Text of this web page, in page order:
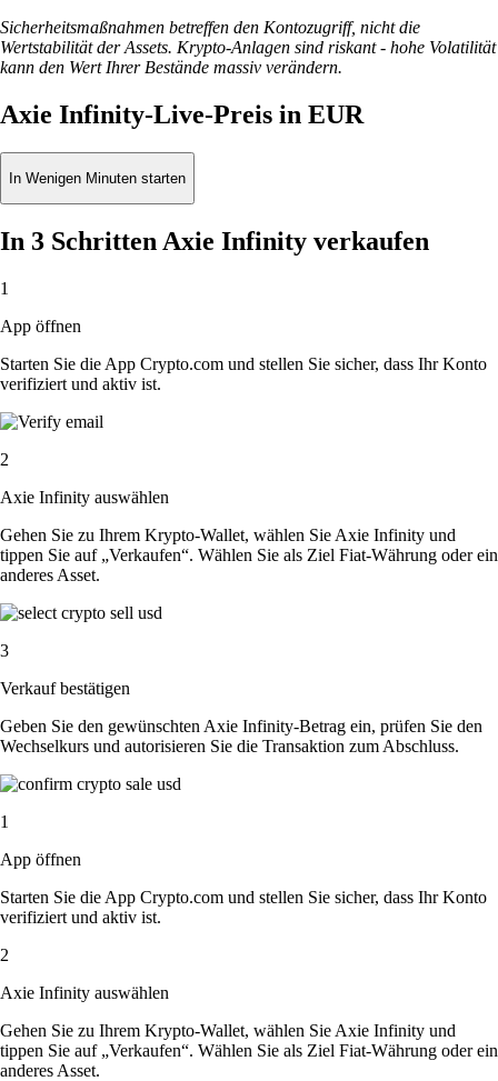
Sicherheitsmaßnahmen betreffen den Kontozugriff, nicht die
Wertstabilität der Assets. Krypto-Anlagen sind riskant - hohe Volatilität
kann den Wert Ihrer Bestände massiv verändern.
Axie Infinity-Live-Preis in EUR
In Wenigen Minuten starten
In 3 Schritten Axie Infinity verkaufen
1
App öffnen
Starten Sie die App Crypto.com und stellen Sie sicher, dass Ihr Konto
verifiziert und aktiv ist.
2
Axie Infinity auswählen
Gehen Sie zu Ihrem Krypto-Wallet, wählen Sie Axie Infinity und
tippen Sie auf „Verkaufen“. Wählen Sie als Ziel Fiat-Währung oder ein
anderes Asset.
3
Verkauf bestätigen
Geben Sie den gewünschten Axie Infinity-Betrag ein, prüfen Sie den
Wechselkurs und autorisieren Sie die Transaktion zum Abschluss.
1
App öffnen
Starten Sie die App Crypto.com und stellen Sie sicher, dass Ihr Konto
verifiziert und aktiv ist.
2
Axie Infinity auswählen
Gehen Sie zu Ihrem Krypto-Wallet, wählen Sie Axie Infinity und
tippen Sie auf „Verkaufen“. Wählen Sie als Ziel Fiat-Währung oder ein
anderes Asset.